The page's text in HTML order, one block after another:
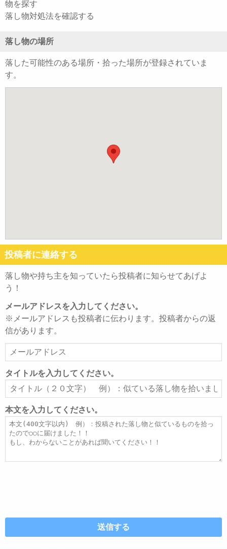
物を探す
落し物対処法を確認する
落し物の場所
落した可能性のある場所・拾った場所が登録されていま
す。
投稿者に連絡する
落し物や持ち主を知っていたら投稿者に知らせてあげよ
う！
メールアドレスを入力してください。
※メールアドレスも投稿者に伝わります。投稿者からの返
信があります。
ー
ル
ア
ド
レ
ス
タイトルを入力してください。
タ
イ
ト
ル
本文を入力してください。
本
文